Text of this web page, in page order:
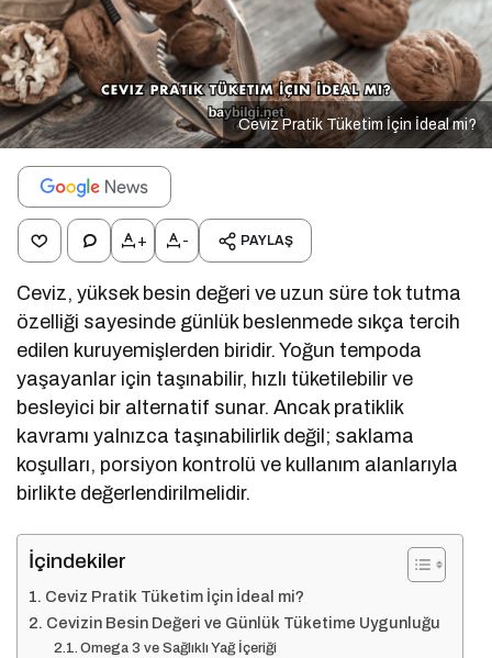
Ceviz Pratik Tüketim İçin İdeal mi?
+ - PAYLAŞ
Ceviz, yüksek besin değeri ve uzun süre tok tutma
özelliği sayesinde günlük beslenmede sıkça tercih
edilen kuruyemişlerden biridir. Yoğun tempoda
yaşayanlar için taşınabilir, hızlı tüketilebilir ve
besleyici bir alternatif sunar. Ancak pratiklik
kavramı yalnızca taşınabilirlik değil; saklama
koşulları, porsiyon kontrolü ve kullanım alanlarıyla
birlikte değerlendirilmelidir.
İçindekiler
Ceviz Pratik Tüketim İçin İdeal mi?
Cevizin Besin Değeri ve Günlük Tüketime Uygunluğu
Omega 3 ve Sağlıklı Yağ İçeriği